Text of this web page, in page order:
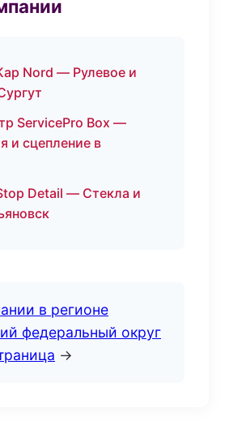
Nord — Рулевое и
ServicePro Box —
и сцепление в
Detail — Стекла и
в регионе
федеральный округ
→